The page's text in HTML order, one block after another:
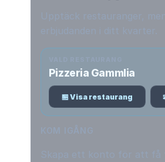
Pizzeria Gammlia
🏪 Visa restaurang